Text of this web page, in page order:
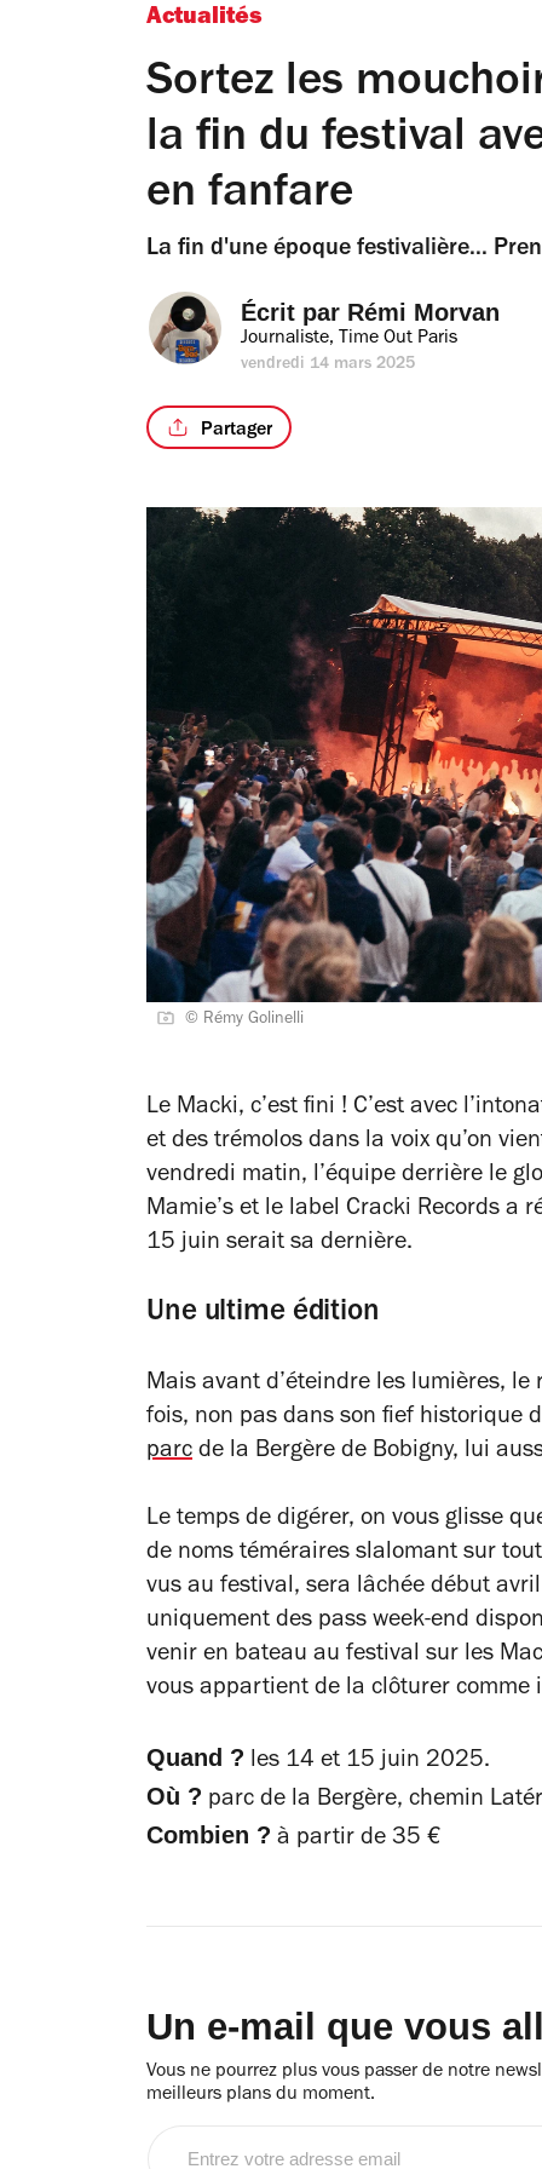
Actualités
Sortez les
la fin du festival
en fanfare
La fin d'une époque festivalière...
Écrit par Rémi Morvan
Journaliste, Time Out Paris
vendredi 14 mars 2025
Partager
© Rémy Golinelli
Le Macki, c’est fini ! C’est avec
et des trémolos dans la voix qu’on
vendredi matin, l’équipe derrière le
Mamie’s et le label Cracki Records a
15 juin serait sa dernière.
Une ultime édition
Mais avant d’éteindre les lumières,
fois, non pas dans son fief historique
parc de la Bergère de Bobigny, lui
Le temps de digérer, on vous glisse
de noms téméraires slalomant sur
vus au festival, sera lâchée début
uniquement des pass week-end
venir en bateau au festival sur les
vous appartient de la clôturer comme
Quand ? les 14 et 15 juin 2025.
Où ? parc de la Bergère, chemin
Combien ? à partir de 35 €
Un e-mail que vous
Vous ne pourrez plus vous passer de notre
meilleurs plans du moment.